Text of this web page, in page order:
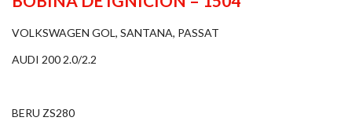
VOLKSWAGEN GOL, SANTANA, PASSAT
AUDI 200 2.0/2.2
BERU ZS280